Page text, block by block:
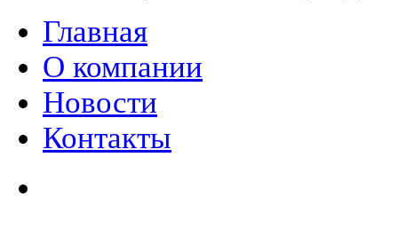
Главная
О компании
Новости
Контакты